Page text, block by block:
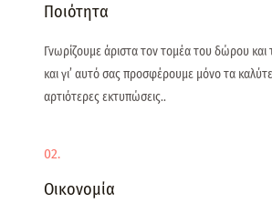
Ποιότητα
Γνωρίζουμε άριστα τον τομέα του δώρου
και γι’ αυτό σας προσφέρουμε μόνο τα
αρτιότερες εκτυπώσεις..
02.
Οικονομία